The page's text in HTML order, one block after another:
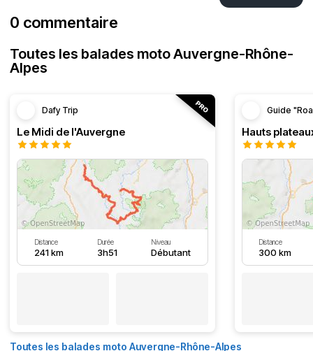
0 commentaire
Toutes les balades moto Auvergne-Rhône-
Alpes
Dafy Trip
Le Midi de l'Auvergne
Distance
241 km
Durée
3h51
Niveau
Débutant
Guide
Hauts
Distance
300 km
Toutes les balades moto Auvergne-Rhône-Alpes